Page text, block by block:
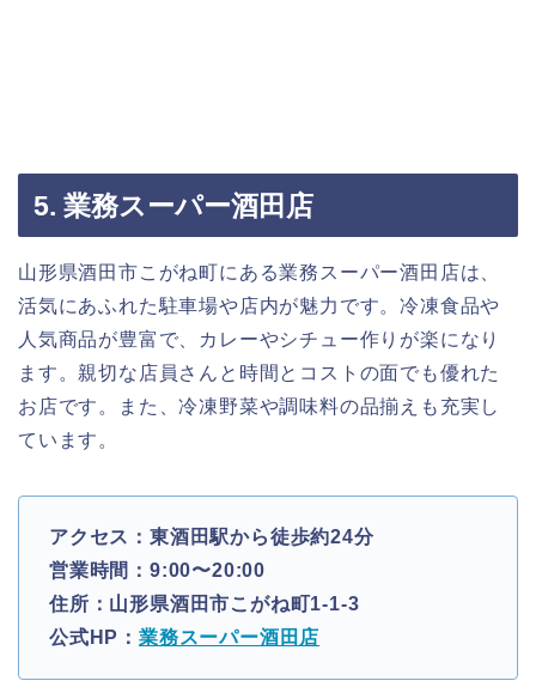
5. 業務スーパー酒田店
山形県酒田市こがね町にある業務スーパー酒田店は、
活気にあふれた駐車場や店内が魅力です。冷凍食品や
人気商品が豊富で、カレーやシチュー作りが楽になり
ます。親切な店員さんと時間とコストの面でも優れた
お店です。また、冷凍野菜や調味料の品揃えも充実し
ています。
アクセス：東酒田駅から徒歩約24分
営業時間：9:00〜20:00
住所：山形県酒田市こがね町1-1-3
公式HP： 業務スーパー酒田店